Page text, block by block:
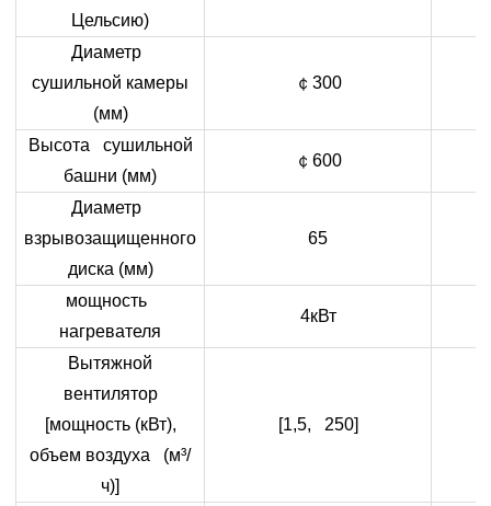
Цельсию)
Диаметр
сушильной камеры
(мм)
￠ 300
Высота сушильной
башни (мм)
￠ 600
Диаметр
взрывозащищенного
диска (мм)
65
мощность
нагревателя
4кВт
Вытяжной
вентилятор
[мощность (кВт),
объем воздуха (м³/
ч)]
[1,5, 250]